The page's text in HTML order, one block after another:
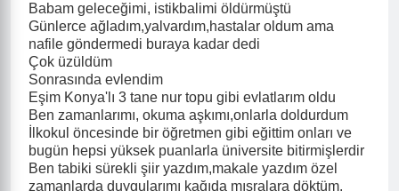
Babam geleceğimi, istikbalimi öldürmüştü
Günlerce ağladım,yalvardım,hastalar oldum ama
nafile göndermedi buraya kadar dedi
Çok üzüldüm
Sonrasında evlendim
Eşim Konya'lı 3 tane nur topu gibi evlatlarım oldu
Ben zamanlarımı, okuma aşkımı,onlarla doldurdum
İlkokul öncesinde bir öğretmen gibi eğittim onları ve
bugün hepsi yüksek puanlarla üniversite bitirmişlerdir
Ben tabiki sürekli şiir yazdım,makale yazdım özel
zamanlarda duygularımı kağıda mısralara döktüm.